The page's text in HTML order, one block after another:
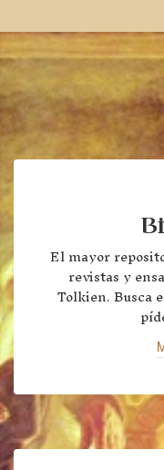
El mayor
revistas y
Tolkien. Busca